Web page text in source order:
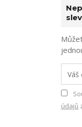
údajů